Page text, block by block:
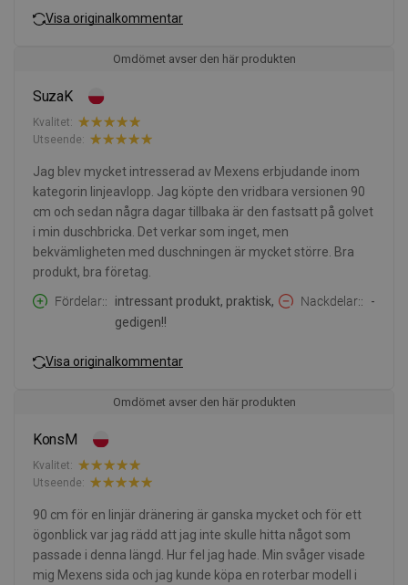
Visa originalkommentar
Omdömet avser den här produkten
SuzaK
Kvalitet:
Utseende:
Jag blev mycket intresserad av Mexens erbjudande inom
kategorin linjeavlopp. Jag köpte den vridbara versionen 90
cm och sedan några dagar tillbaka är den fastsatt på golvet
i min duschbricka. Det verkar som inget, men
bekvämligheten med duschningen är mycket större. Bra
produkt, bra företag.
Fördelar:
intressant produkt, praktisk,
gedigen!!
Nackdelar: -
Visa originalkommentar
Omdömet avser den här produkten
KonsM
Kvalitet:
Utseende:
90 cm för en linjär dränering är ganska mycket och för ett
ögonblick var jag rädd att jag inte skulle hitta något som
passade i denna längd. Hur fel jag hade. Min svåger visade
mig Mexens sida och jag kunde köpa en roterbar modell i